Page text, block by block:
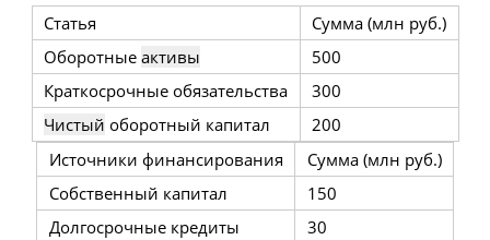
Статья
Сумма (млн руб.)
Оборотные активы
500
Краткосрочные обязательства
300
Чистый оборотный капитал
200
Источники финансирования
Сумма (млн руб.)
Собственный капитал
150
Долгосрочные кредиты
30